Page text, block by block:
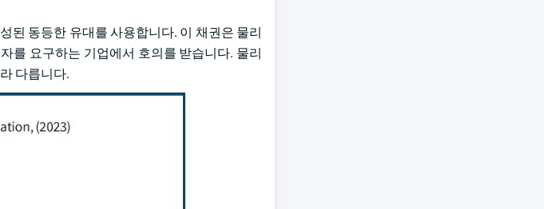
된 동등한 유대를 사용합니다. 이 채권은 물리
를 요구하는 기업에서 호의를 받습니다. 물리
다릅니다.